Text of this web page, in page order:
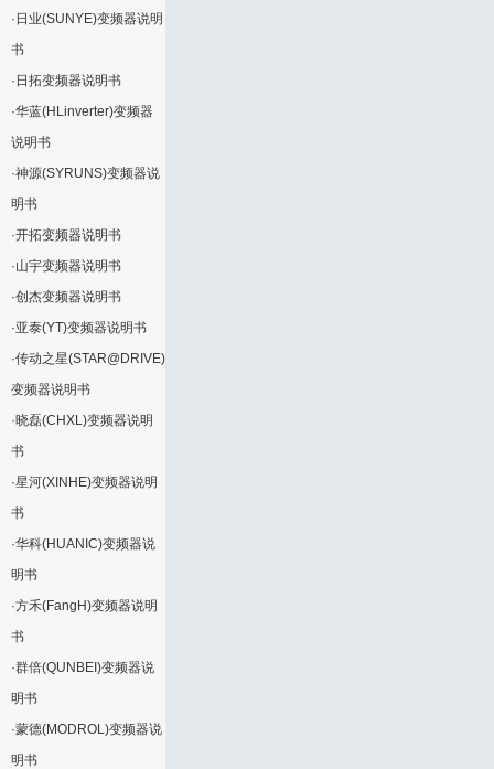
· 日业(SUNYE)变频器说明
书
· 日拓变频器说明书
·华蓝(HLinverter)变频器
说明书
·神源(SYRUNS)变频器说
明书
·开拓变频器说明书
·山宇变频器说明书
·创杰变频器说明书
·亚泰(YT)变频器说明书
·传动之星(STAR@DRIVE)
变频器说明书
·晓磊(CHXL)变频器说明
书
·星河(XINHE)变频器说明
书
·华科(HUANIC)变频器说
明书
·方禾(FangH)变频器说明
书
·群倍(QUNBEI)变频器说
明书
·蒙德(MODROL)变频器说
明书